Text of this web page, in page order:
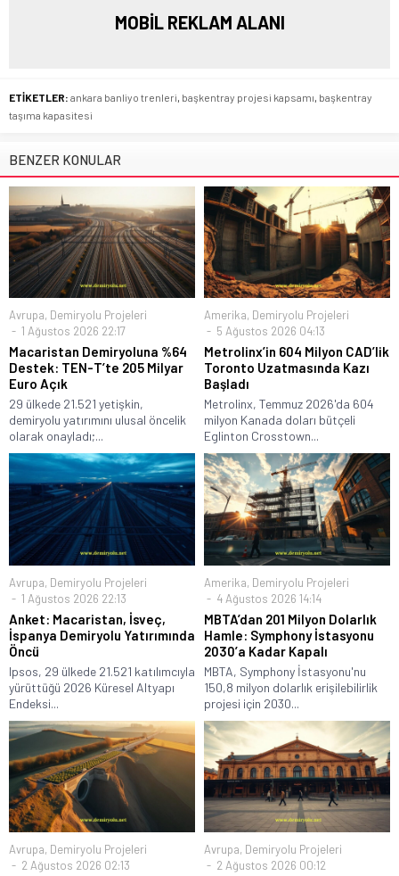
MOBİL REKLAM ALANI
ETİKETLER: ankara banliyo trenleri başkentray projesi kapsamı başkentray
taşıma kapasitesi
BENZER KONULAR
Avrupa, Demiryolu Projeleri
1 Ağustos 2026 22:17
Macaristan Demiryoluna %64
Destek: TEN-T’te 205 Milyar
Euro Açık
29 ülkede 21.521 yetişkin,
demiryolu yatırımını ulusal öncelik
olarak onayladı;...
Amerika, Demiryolu Projeleri
5 Ağustos 2026 04:13
Metrolinx’in 604 Milyon CAD’lik
Toronto Uzatmasında Kazı
Başladı
Metrolinx, Temmuz 2026'da 604
milyon Kanada doları bütçeli
Eglinton Crosstown...
Avrupa, Demiryolu Projeleri
1 Ağustos 2026 22:13
Anket: Macaristan, İsveç,
İspanya Demiryolu Yatırımında
Öncü
Ipsos, 29 ülkede 21.521 katılımcıyla
yürüttüğü 2026 Küresel Altyapı
Endeksi...
Amerika, Demiryolu Projeleri
4 Ağustos 2026 14:14
MBTA’dan 201 Milyon Dolarlık
Hamle: Symphony İstasyonu
2030’a Kadar Kapalı
MBTA, Symphony İstasyonu'nu
150,8 milyon dolarlık erişilebilirlik
projesi için 2030...
Avrupa, Demiryolu Projeleri
2 Ağustos 2026 02:13
Avrupa, Demiryolu Projeleri
2 Ağustos 2026 00:12